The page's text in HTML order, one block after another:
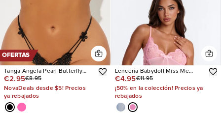
OFERTAS
Tanga Angela Pearl Butterfly
Crotchless GString
€2.95€8.95
NovaDeals desde $5! Precios
ya rebajados
Lencería Babydoll Miss Me
Embroidered Lace
€4.95€11.95
¡50% en la colección! Precios ya
rebajados